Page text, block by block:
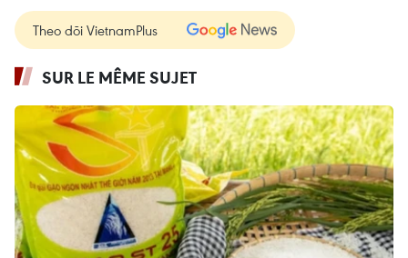
Theo dõi VietnamPlus
SUR LE MÊME SUJET